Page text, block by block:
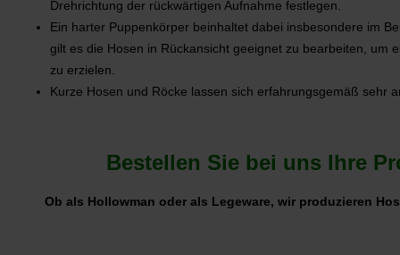
Drehrichtung der rückwärtigen Aufnahme festlegen.
Ein harter Puppenkörper beinhaltet dabei insbesondere im
gilt es die Hosen in Rückansicht geeignet zu bearbeiten, um
zu erzielen.
Kurze Hosen und Röcke lassen sich erfahrungsgemäß sehr
Bestellen Sie bei uns Ihre
Ob als Hollowman oder als Legeware, wir produzieren